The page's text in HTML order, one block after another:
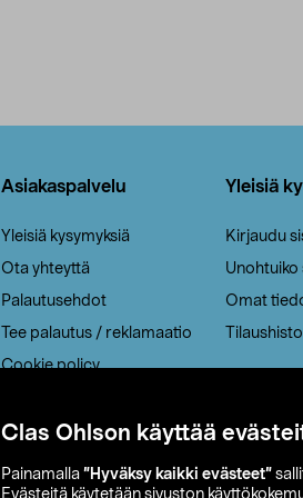
Clas Ohlson käyttää
Painamalla ”Hyväksy kaikki evästeet”
Evästeitä käytetään sivuston
Asiakaspalvelu
Yleisiä kysymyksiä
Ota yhteyttä
Palautusehdot
Tee palautus / reklamaatio
Cookie policy
Saavutettavuus
Yleisiä
Kirjaudu
Unohtuiko
Omat